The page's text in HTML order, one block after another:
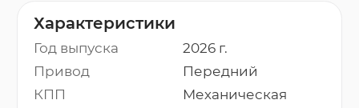
Характеристики
Год выпуска
2026 г.
Привод
Передний
КПП
Механическая